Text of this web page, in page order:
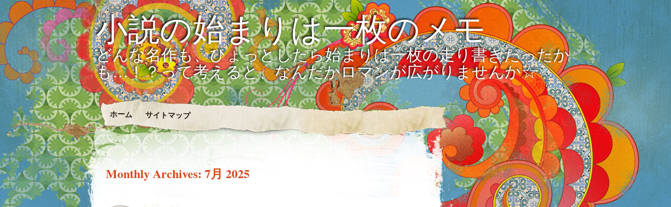
小説の始まりは一枚のメモ
どんな名作も、ひょっとしたら始まりは一枚の走り書きだったか
も…！？って考えると、なんだかロマンが広がりませんか☆
ホーム サイトマップ
Monthly Archives: 7月 2025